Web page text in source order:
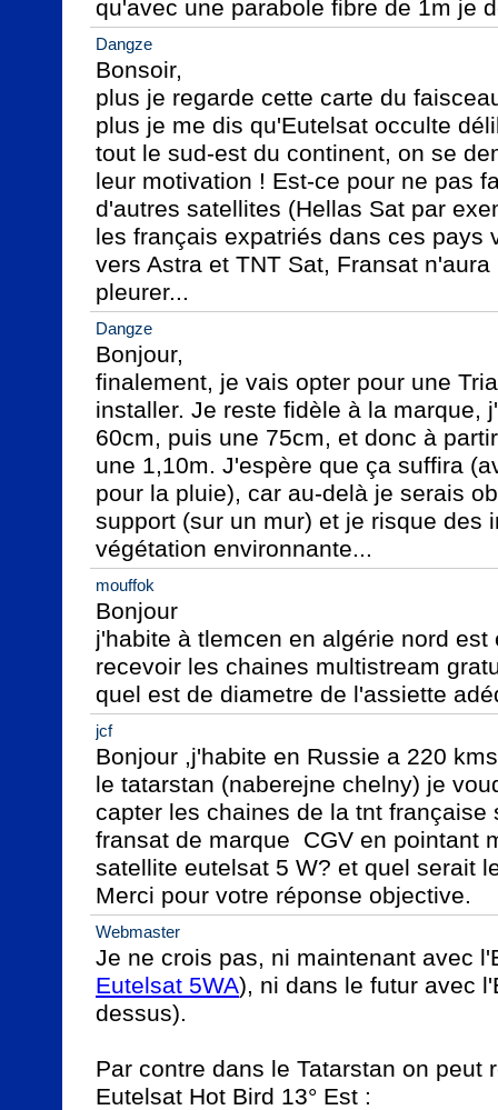
qu'avec une parabole fibre de 1m je
Dangze
Bonsoir,
plus je regarde cette carte du
plus je me dis qu'Eutelsat occulte
tout le sud-est du continent, on se
leur motivation ! Est-ce pour ne pas
d'autres satellites (Hellas Sat par
les français expatriés dans ces pays
vers Astra et TNT Sat, Fransat
pleurer...
Dangze
Bonjour,
finalement, je vais opter pour une
installer. Je reste fidèle à la marque,
60cm, puis une 75cm, et donc à
une 1,10m. J'espère que ça suffira
pour la pluie), car au-delà je serais
support (sur un mur) et je risque des
végétation environnante...
mouffok
Bonjour
j'habite à tlemcen en algérie nord est
recevoir les chaines multistream
quel est de diametre de l'assiette
jcf
Bonjour ,j'habite en Russie a 220
le tatarstan (naberejne chelny) je
capter les chaines de la tnt française
fransat de marque  CGV en pointant
satellite eutelsat 5 W? et quel serait
Merci pour votre réponse objective.
Webmaster
Je ne crois pas, ni maintenant avec
Eutelsat 5WA), ni dans le futur avec
dessus).
Par contre dans le Tatarstan on peut
Eutelsat Hot Bird 13° Est :